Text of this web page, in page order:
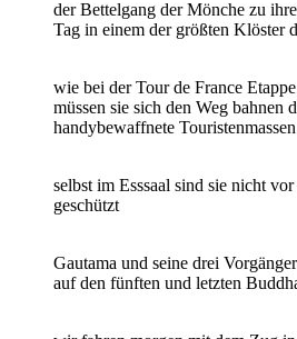
der Bettelgang der Mönche zu
Tag in einem der größten Klöster
wie bei der Tour de France
müssen sie sich den Weg bahnen
handybewaffnete Touristenmassen
selbst im Esssaal sind sie nicht
geschützt
Gautama und seine drei
auf den fünften und letzten